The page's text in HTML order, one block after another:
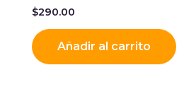
$290.00
Añadir al carrito